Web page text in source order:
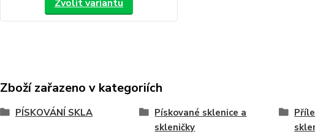
Zvolit variantu
Zboží zařazeno v kategoriích
PÍSKOVÁNÍ SKLA
Pískované sklenice a
skleničky